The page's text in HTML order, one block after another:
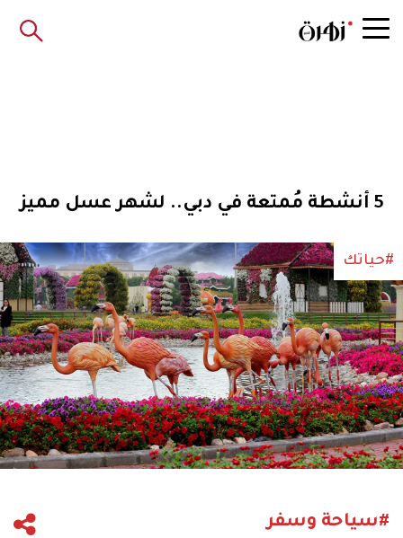
5 أنشطة مُمتعة في دبي.. لشهر عسل مميز
#حياتك
#سياحة وسفر